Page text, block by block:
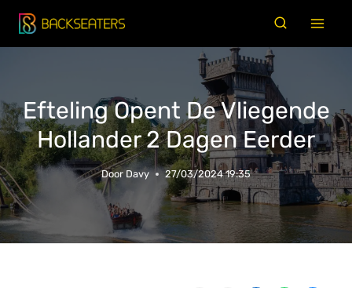
Doorgaan
naar
Efteling Opent De Vliegende
Hollander 2 Dagen Eerder
Door Davy 27/03/2024 19:35